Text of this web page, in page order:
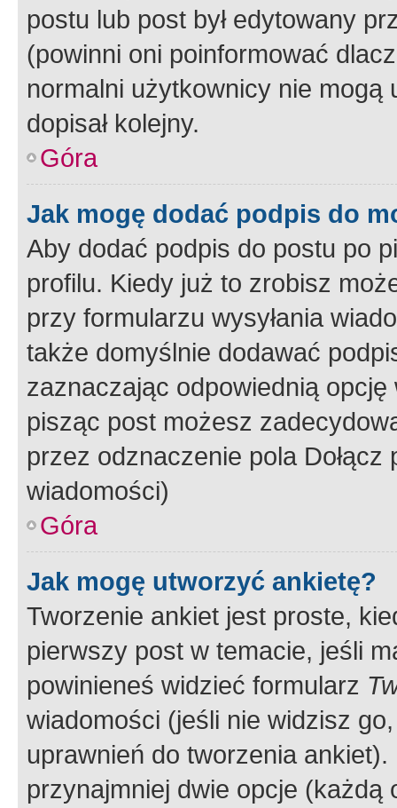
postu lub post był edytowany
(powinni oni poinformować
normalni użytkownicy nie
dopisał kolejny.
Góra
Jak mogę dodać podpis do
Aby dodać podpis do postu po
profilu. Kiedy już to zrobisz
przy formularzu wysyłania
także domyślnie dodawać
zaznaczając odpowiednią
pisząc post możesz
przez odznaczenie pola
wiadomości)
Góra
Jak mogę utworzyć ankietę?
Tworzenie ankiet jest proste,
pierwszy post w temacie, jeśli
powinieneś widzieć formularz
wiadomości (jeśli nie widzisz
uprawnień do tworzenia
przynajmniej dwie opcje